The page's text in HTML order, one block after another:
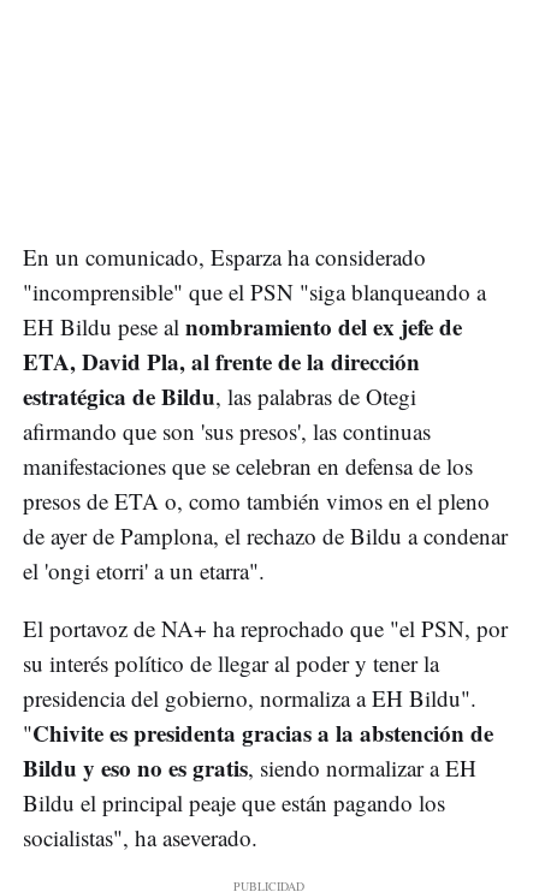
En un comunicado, Esparza ha considerado
"incomprensible" que el PSN "siga blanqueando a
EH Bildu pese al nombramiento del ex jefe de
ETA, David Pla, al frente de la dirección
estratégica de Bildu, las palabras de Otegi
afirmando que son 'sus presos', las continuas
manifestaciones que se celebran en defensa de los
presos de ETA o, como también vimos en el pleno
de ayer de Pamplona, el rechazo de Bildu a condenar
el 'ongi etorri' a un etarra".
El portavoz de NA+ ha reprochado que "el PSN, por
su interés político de llegar al poder y tener la
presidencia del gobierno, normaliza a EH Bildu".
"Chivite es presidenta gracias a la abstención de
Bildu y eso no es gratis, siendo normalizar a EH
Bildu el principal peaje que están pagando los
socialistas", ha aseverado.